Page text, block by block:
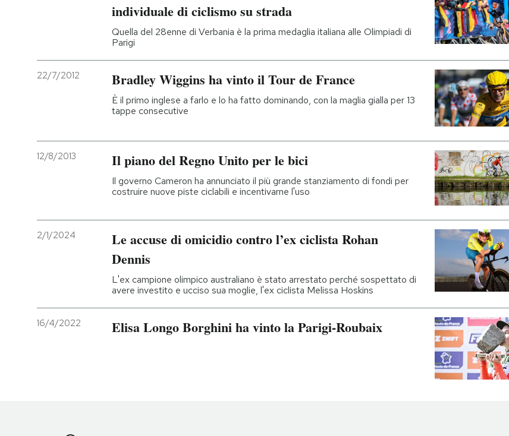
individuale di ciclismo su strada
Quella del 28enne di Verbania è la prima medaglia italiana alle Olimpiadi di
Parigi
22/7/2012 Bradley Wiggins ha vinto il Tour de France
È il primo inglese a farlo e lo ha fatto dominando, con la maglia gialla per 13
tappe consecutive
12/8/2013 Il piano del Regno Unito per le bici
Il governo Cameron ha annunciato il più grande stanziamento di fondi per
costruire nuove piste ciclabili e incentivarne l'uso
2/1/2024
Le accuse di omicidio contro l’ex ciclista Rohan
Dennis
L'ex campione olimpico australiano è stato arrestato perché sospettato di
avere investito e ucciso sua moglie, l'ex ciclista Melissa Hoskins
16/4/2022 Elisa Longo Borghini ha vinto la Parigi-Roubaix